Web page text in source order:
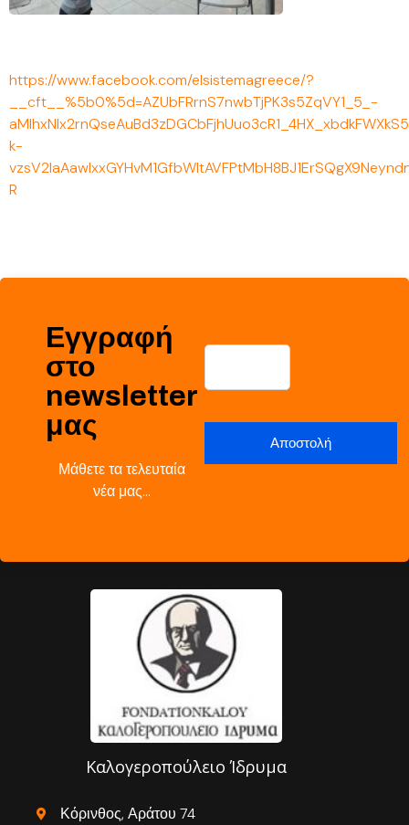
https://www.facebook.com/elsistemagreece/?
__cft__%5b0%5d=AZUbFRrnS7nwbTjPK3s5ZqVY1_5_-
k-
R
Εγγραφή
στο
newsletter
μας
Μάθετε τα τελευταία
νέα μας…
Καλογεροπούλειο Ίδρυμα
Κόρινθος, Αράτου 74